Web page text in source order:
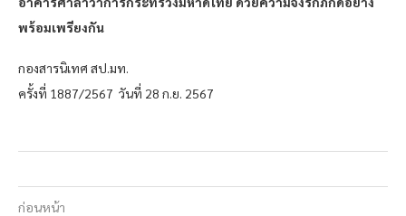
พร้อมเพรียงกัน
กองสารนิเทศ สป.มท.
ครั้งที่ 1887/2567 วันที่ 28 ก.ย. 2567
ก่อนหน้า